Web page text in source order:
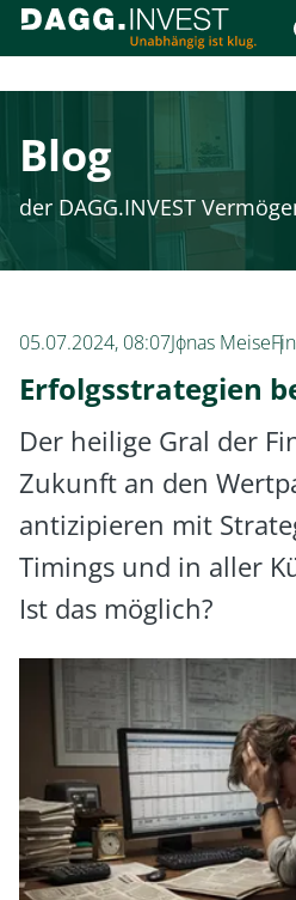
Blog
der DAGG.INVEST
05.07.2024, 08:07Jonas Meise
Erfolgsstrategien
Der heilige Gral der
Zukunft an den
antizipieren mit
Timings und in aller
Ist das möglich?